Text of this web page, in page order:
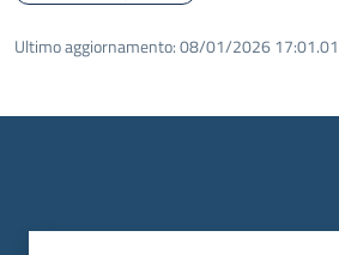
Ultimo aggiornamento:08/01/2026 17:01.01